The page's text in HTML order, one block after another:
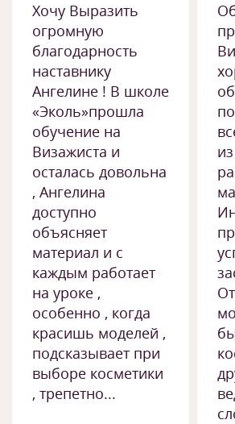
Хочу Выразить
огромную
благодарность
наставнику
Ангелине ! В школе
«Эколь»прошла
обучение на
Визажиста и
осталась довольна
, Ангелина
доступно
объясняет
материал и с
каждым работает
на уроке ,
особенно , когда
красишь моделей ,
подсказывает при
выборе косметики
, трепетно...